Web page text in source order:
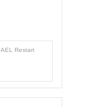
AEL Restart